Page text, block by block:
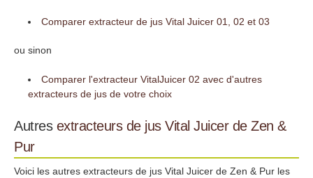
Comparer extracteur de jus Vital Juicer 01, 02 et 03
ou sinon
Comparer l'extracteur VitalJuicer 02 avec d'autres
extracteurs de jus de votre choix
Autres extracteurs de jus Vital Juicer de Zen &
Pur
Voici les autres extracteurs de jus Vital Juicer de Zen & Pur les